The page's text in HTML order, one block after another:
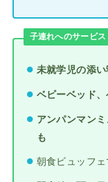
子連れへのサービス
未就学児の添
ベビーベッド
アンパンマン
も
朝食ビュッフ